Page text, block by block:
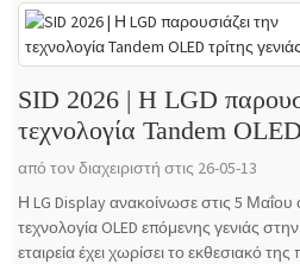
SID 2026 | Η LGD
τεχνολογία Tandem OLED
από τον διαχειριστή στις 26-05-13
Η LG Display ανακοίνωσε στις 5 Μαΐου
τεχνολογία OLED επόμενης γενιάς
εταιρεία έχει χωρίσει το εκθεσιακό